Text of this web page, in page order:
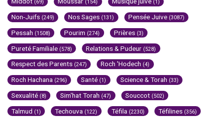
(69) (154) (1)
Non-Juifs (249) Nos Sages (131) Pensée Juive (3087)
Pessah (1508) Pourim (274) Prières (3)
Pureté Familiale (578) Relations & Pudeur (528)
Respect des Parents (247) Roch 'Hodech (4)
Roch Hachana (296) Santé (1) Science & Torah (33)
Sexualité (8) Sim'hat Torah (47) Souccot (502)
Talmud (1) Techouva (122) Téfila (2230) Téfilines (356)